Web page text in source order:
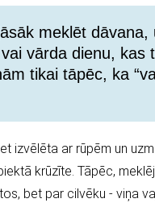
meklēt dāvana,
vārda dienu, kas
tikai tāpēc, ka
izvēlēta ar rūpēm un
krūzīte. Tāpēc,
bet par cilvēku - viņa